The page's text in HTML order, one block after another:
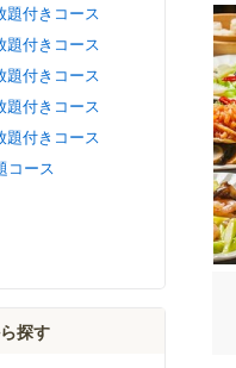
題付きコース
題付きコース
題付きコース
題付きコース
題付きコース
コース
探す